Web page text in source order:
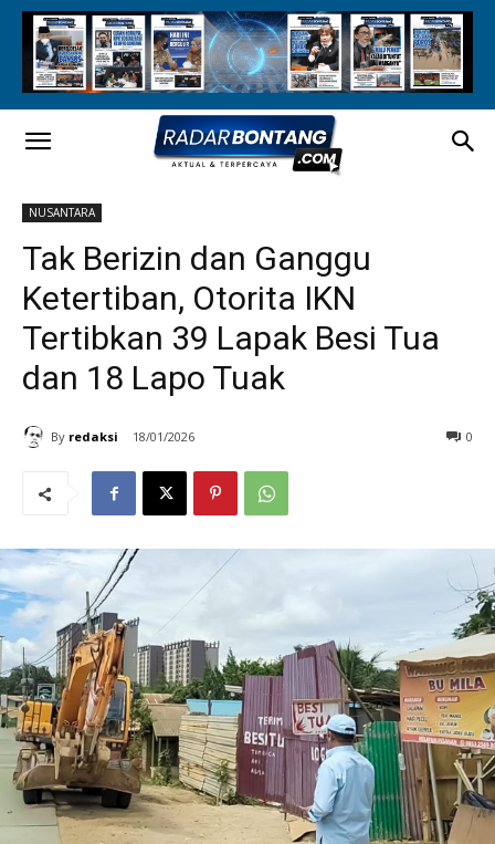
NUSANTARA
Tak Berizin dan Ganggu
Ketertiban, Otorita IKN
Tertibkan 39 Lapak Besi Tua
dan 18 Lapo Tuak
By redaksi 18/01/2026 0